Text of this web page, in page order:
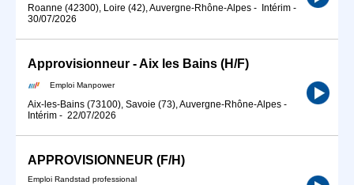
Roanne (42300), Loire (42), Auvergne-Rhône-Alpes - Intérim -
30/07/2026
Approvisionneur - Aix les Bains (H/F)
Emploi Manpower
Aix-les-Bains (73100), Savoie (73), Auvergne-Rhône-Alpes -
Intérim - 22/07/2026
APPROVISIONNEUR (F/H)
Emploi Randstad professional